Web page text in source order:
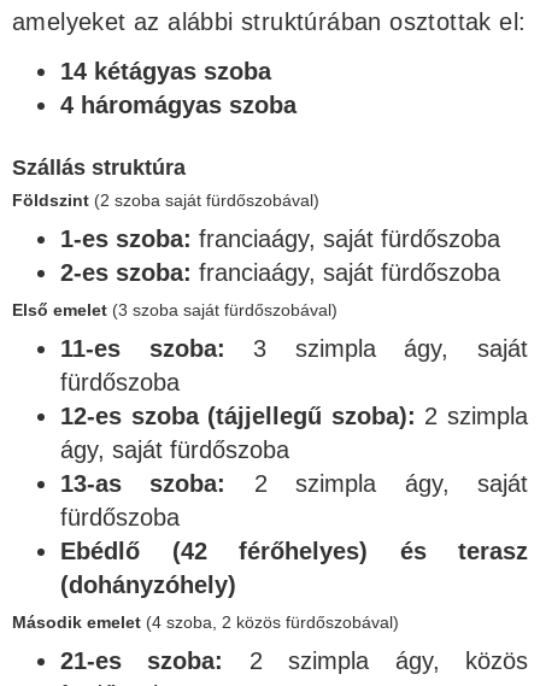
amelyeket az alábbi struktúrában osztottak el:
14 kétágyas szoba
4 háromágyas szoba
Szállás struktúra
Földszint (2 szoba saját fürdőszobával)
1-es szoba: franciaágy, saját fürdőszoba
2-es szoba: franciaágy, saját fürdőszoba
Első emelet (3 szoba saját fürdőszobával)
11-es szoba: 3 szimpla ágy, saját
fürdőszoba
12-es szoba (tájjellegű szoba): 2 szimpla
ágy, saját fürdőszoba
13-as szoba:
2 szimpla ágy, saját
fürdőszoba
Ebédlő (42 férőhelyes) és terasz
(dohányzóhely)
Második emelet (4 szoba, 2 közös fürdőszobával)
21-es szoba:
2 szimpla ágy, közös